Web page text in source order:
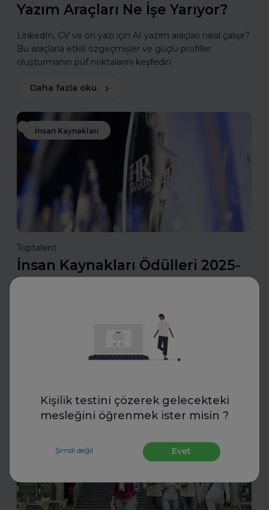
Kişilik testini çözerek gelecekteki
mesleğini öğrenmek ister misin ?
Şimdi değil Evet
Yazım Araçları Ne İşe Yarıyor?
LinkedIn, CV ve ön yazı için AI yazım araçları nasıl çalışır?
Bu araçlarla etkili özgeçmişler ve güçlü profiller
oluşturmanın püf noktalarını keşfedin.
Daha fazla oku
İnsan Kaynakları
Toptalent
İnsan Kaynakları Ödülleri 2025-
İnsan Kaynakları Ödülleri, şirketiniz için bir tanıtım fırsatı
olabilir. En iyi uygulamalarınızı tanıtarak sektördeki öncü
konumunuzu güçlendirin ve değerli başarılarınızı
ödüllerle taçlandırın.
İş Hayatında Başarı